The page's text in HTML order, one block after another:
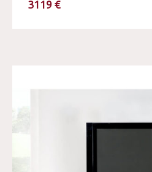
3119 €